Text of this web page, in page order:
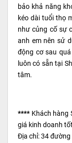
bảo khả năng
kéo dài tuổi thọ
như củng cố sự
anh em nên sử
động cơ sau
luôn có sẵn tại
tâm.
**** Khách hàng
giá kinh doanh
Địa chỉ: 34 đường